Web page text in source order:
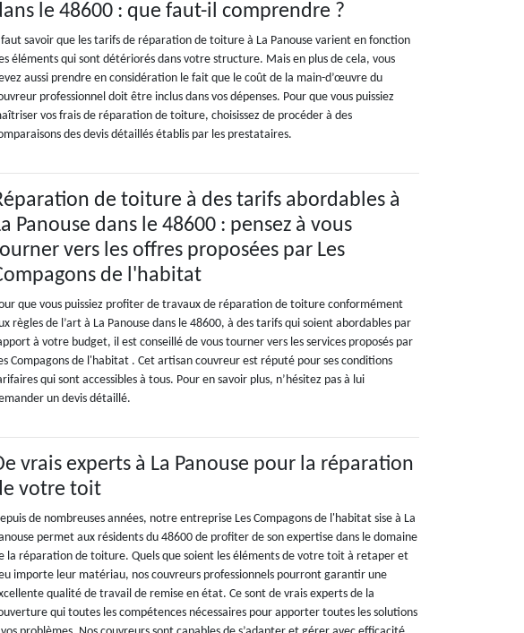
le 48600 : que faut-il comprendre ?
savoir que les tarifs de réparation de toiture à La Panouse varient en fonction
éléments qui sont détériorés dans votre structure. Mais en plus de cela, vous
aussi prendre en considération le fait que le coût de la main-d’œuvre du
professionnel doit être inclus dans vos dépenses. Pour que vous puissiez
vos frais de réparation de toiture, choisissez de procéder à des
des devis détaillés établis par les prestataires.
de toiture à des tarifs abordables à
Panouse dans le 48600 : pensez à vous
vers les offres proposées par Les
de l'habitat
que vous puissiez profiter de travaux de réparation de toiture conformément
règles de l’art à La Panouse dans le 48600, à des tarifs qui soient abordables par
à votre budget, il est conseillé de vous tourner vers les services proposés par
Compagons de l'habitat . Cet artisan couvreur est réputé pour ses conditions
qui sont accessibles à tous. Pour en savoir plus, n’hésitez pas à lui
un devis détaillé.
vrais experts à La Panouse pour la réparation
votre toit
de nombreuses années, notre entreprise Les Compagons de l'habitat sise à La
permet aux résidents du 48600 de profiter de son expertise dans le domaine
la réparation de toiture. Quels que soient les éléments de votre toit à retaper et
importe leur matériau, nos couvreurs professionnels pourront garantir une
qualité de travail de remise en état. Ce sont de vrais experts de la
qui toutes les compétences nécessaires pour apporter toutes les solutions